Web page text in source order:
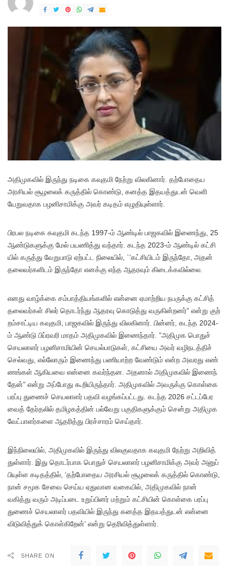
அதிமுகவில் இருந்து நடிகை கவுதமி நேற்று வில​கி​னார். தற்​போதைய
அரசி​யல் சூழலைக் கருத்​தில் கொண்​டு, கனத்த இதயத்​துடன் வெளி​
யேறு​வ​தாக பழனி​சாமிக்கு அவர் கடிதம் எழு​தி​யுள்​ளார்.
பிரபல நடிகை கவுதமி கடந்த 1997-ம் ஆண்​டில் பாஜக​வில் இணைந்​து, 25
ஆண்​டு​களுக்கு மேல் பயணித்து வந்​தார். கடந்த 2023-ம் ஆண்​டில் கட்​சி​
யில் கருத்து வேறு​பாடு ஏற்​பட்ட நிலை​யில், `’கட்​சி​யிடம் இருந்​தோ, அதன்
தலை​வர்​களிடம் இருந்தோ எனக்கு எந்த ஆதர​வும் கிடைக்​க​வில்​லை.
எனது வாழ்க்கை சம்​பாத்​தி​யங்​களில் என்னை ஏமாற்​றிய நபருக்கு கட்​சித்
தலை​வர்​கள் சிலர் தொடர்ந்து ஆதரவு கொடுத்து வரு​கின்​றனர்” என்று குற்​
றம்​சாட்​டிய கவுதமி, பாஜக​வில் இருந்து வில​கி​னார். பின்​னர், கடந்த 2024-
ம் ஆண்டு பிப்​ர​வரி மாதம் அதி​முக​வில் இணைந்​தார். ”அ​தி​முக பொதுச்
செய​லா​ளர் பழனி​சாமி​யின் செயல்​பாடு​கள், கட்​சியை அவர் வழிநடத்​திச்
செல்​வது, எல்​லோரும் இணைந்து பணி​யாற்ற வேண்​டும் என்ற அவரது எண்​
ணங்​கள் ஆகியவை என்னை கவர்ந்​தன. அதனால் அதி​முக​வில் இணைந்​
தேன்” என்று அப்​போது கூறி​யிருந்​தார். அதி​முக​வில் அவருக்கு கொள்கை
பரப்பு துணைச் செய​லா​ளர் பதவி வழங்​கப்​பட்​டது. கடந்த 2026 சட்​டப்​பேர​
வைத் தேர்​தலில் தமிழகத்​தின் பல்​வேறு பகு​தி​களுக்​கும் சென்று அதி​முக
வேட்​பாளர்​களை ஆதரித்து பிரச்​சா​ரம் செய்​தார்.
இந்​நிலை​யில், அதி​முக​வில் இருந்து வில​கு​வ​தாக கவுதமி நேற்று அறி​வித்​
துள்​ளார். இது தொடர்​பாக பொதுச் செய​லா​ளர் பழனி​சாமிக்கு அவர் அனுப்​
பி​யுள்ள கடிதத்​தில், ‘தற்​போதைய அரசி​யல் சூழலைக் கருத்​தில் கொண்​டு,
நான் சமூக சேவை செய்ய ஏது​வான வகை​யில், அதி​முக​வில் நான்
வகித்து வரும் அடிப்​படை உறுப்​பினர் மற்​றும் கட்​சி​யின் கொள்கை பரப்பு
துணைச் செய​லா​ளர் பத​வி​யில் இருந்து கனத்த இதயத்​துடன் என்னை
விடு​வித்​துக் கொள்​கிறேன்​’ என்று தெரி​வித்​துள்​ளார்​.
SHARE ON